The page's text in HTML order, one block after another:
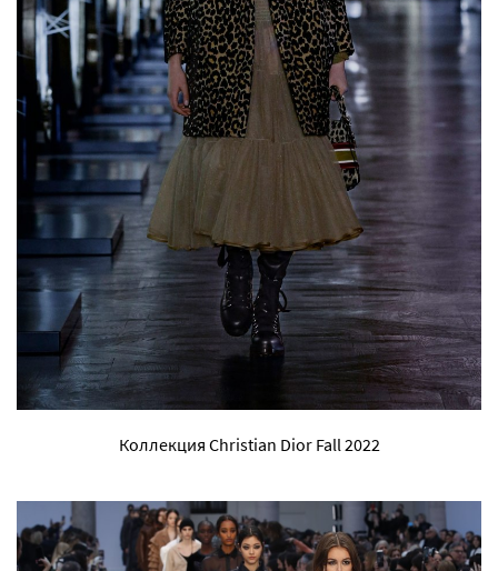
Коллекция Christian Dior Fall 2022